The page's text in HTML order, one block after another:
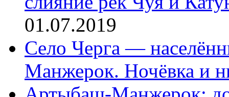
01.07.2019
Село Черга —
Манжерок. Ночёвка и